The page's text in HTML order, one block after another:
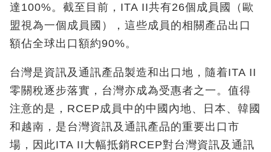
達100%。截至目前，ITA II共有26個成員國（歐
盟視為一個成員國），這些成員的相關產品出口
額佔全球出口額約90%。
台灣是資訊及通訊產品製造和出口地，隨着ITA II
零關稅逐步落實，台灣亦成為受惠者之一。值得
注意的是，RCEP成員中的中國內地、日本、韓國
和越南，是台灣資訊及通訊產品的重要出口市
場，因此ITA II大幅抵銷RCEP對台灣資訊及通訊